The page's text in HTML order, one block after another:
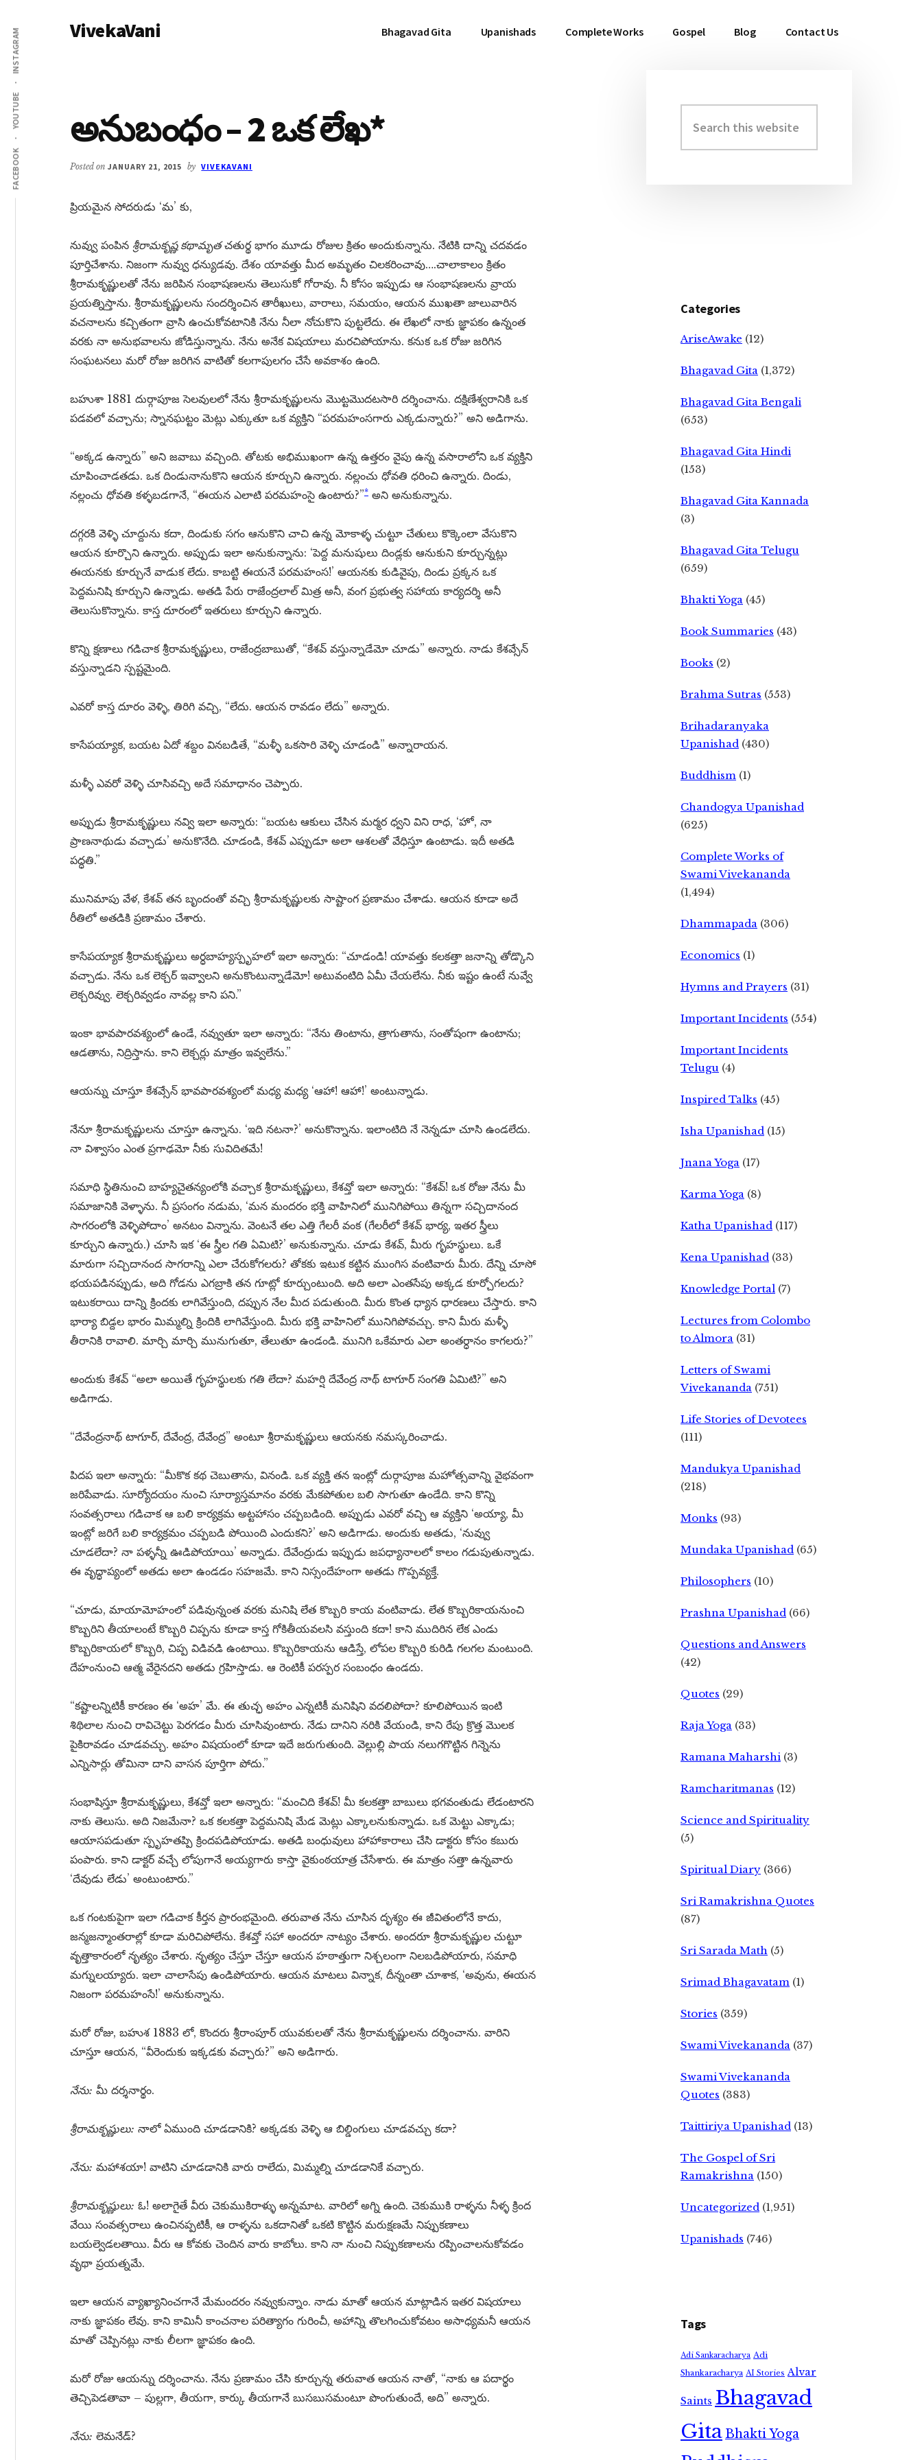
main
content
primary
sidebar
Additional
menu
FACEBOOK
YOUTUBE
INSTAGRAM VivekaVani Bhagavad Gita Upanishads Complete Works Gospel Blog Contact Us
అనుబంధం – 2 ఒక లేఖ*
Posted on JANUARY 21, 2015 by VIVEKAVANI
ప్రియమైన సోదరుడు ‘మ’ కు,
నువ్వు పంపిన శ్రీరామకృష్ణ కథామృతచతుర్థ భాగం మూడు రోజుల క్రితం అందుకున్నాను. నేటికి దాన్ని చదవడం
పూర్తిచేశాను. నిజంగా నువ్వు ధన్యుడవు. దేశం యావత్తు మీద అమృతం చిలకరించావు….చాలాకాలం క్రితం
శ్రీరామకృష్ణులతో నేను జరిపిన సంభాషణలను తెలుసుకో గోరావు. నీ కోసం ఇప్పుడు ఆ సంభాషణలను వ్రాయ
ప్రయత్నిస్తాను. శ్రీరామకృష్ణులను సందర్శించిన తారీఖులు, వారాలు, సమయం, ఆయన ముఖతా జాలువారిన
వచనాలను కచ్చితంగా వ్రాసి ఉంచుకోవటానికి నేను నీలా నోచుకొని పుట్టలేదు. ఈ లేఖలో నాకు జ్ఞాపకం ఉన్నంత
వరకు నా అనుభవాలను జోడిస్తున్నాను. నేను అనేక విషయాలు మరచిపోయాను. కనుక ఒక రోజు జరిగిన
సంఘటనలు మరో రోజు జరిగిన వాటితో కలగాపులగం చేసే అవకాశం ఉంది.
బహుశా 1881 దుర్గాపూజ సెలవులలో నేను శ్రీరామకృష్ణులను మొట్టమొదటసారి దర్శించాను. దక్షిణేశ్వరానికి ఒక
పడవలో వచ్చాను; స్నానఘట్టం మెట్లు ఎక్కుతూ ఒక వ్యక్తిని “పరమహంసగారు ఎక్కడున్నారు?” అని అడిగాను.
“అక్కడ ఉన్నారు” అని జవాబు వచ్చింది. తోటకు అభిముఖంగా ఉన్న ఉత్తరం వైపు ఉన్న వసారాలోని ఒక వ్యక్తిని
చూపించాడతడు. ఒక దిండునానుకొని ఆయన కూర్చుని ఉన్నారు. నల్లంచు ధోవతి ధరించి ఉన్నారు. దిండు,
నల్లంచు ధోవతి కళ్ళబడగానే, “ఈయన ఎలాటి పరమహంసై ఉంటారు?”* అని అనుకున్నాను.
దగ్గరకి వెళ్ళి చూద్దును కదా, దిండుకు సగం ఆనుకొని చాచి ఉన్న మోకాళ్ళ చుట్టూ చేతులు కొక్కెంలా వేసుకొని
ఆయన కూర్చొని ఉన్నారు. అప్పుడు ఇలా అనుకున్నాను: ‘పెద్ద మనుషులు దిండ్లకు ఆనుకుని కూర్చున్నట్లు
ఈయనకు కూర్చునే వాడుక లేదు. కాబట్టి ఈయనే పరమహంస!’ ఆయనకు కుడివైపు, దిండు ప్రక్కన ఒక
పెద్దమనిషి కూర్చుని ఉన్నాడు. అతడి పేరు రాజేంద్రలాల్ మిత్ర అనీ, వంగ ప్రభుత్వ సహాయ కార్యదర్శి అనీ
తెలుసుకొన్నాను. కాస్త దూరంలో ఇతరులు కూర్చుని ఉన్నారు.
కొన్ని క్షణాలు గడిచాక శ్రీరామకృష్ణులు, రాజేంద్రబాబుతో, “కేశవ్ వస్తున్నాడేమో చూడు” అన్నారు. నాడు కేశవ్సేన్
వస్తున్నాడని స్పష్టమైంది.
ఎవరో కాస్త దూరం వెళ్ళి, తిరిగి వచ్చి, “లేదు. ఆయన రావడం లేదు” అన్నారు.
కాసేపయ్యాక, బయట ఏదో శబ్దం వినబడితే, “మళ్ళీ ఒకసారి వెళ్ళి చూడండి” అన్నారాయన.
మళ్ళీ ఎవరో వెళ్ళి చూసివచ్చి అదే సమాధానం చెప్పారు.
అప్పుడు శ్రీరామకృష్ణులు నవ్వి ఇలా అన్నారు: “బయట ఆకులు చేసిన మర్మర ధ్వని విని రాధ, ‘హో, నా
ప్రాణనాథుడు వచ్చాడు’ అనుకొనేది. చూడండి, కేశవ్ ఎప్పుడూ అలా ఆశలతో వేధిస్తూ ఉంటాడు. ఇదీ అతడి
పద్ధతి.”
మునిమాపు వేళ, కేశవ్ తన బృందంతో వచ్చి శ్రీరామకృష్ణులకు సాష్టాంగ ప్రణామం చేశాడు. ఆయన కూడా అదే
రీతిలో అతడికి ప్రణామం చేశారు.
కాసేపయ్యాక శ్రీరామకృష్ణులు అర్ధబాహ్యస్పృహలో ఇలా అన్నారు: “చూడండి! యావత్తు కలకత్తా జనాన్ని తోడ్కొని
వచ్చాడు. నేను ఒక లెక్చర్ ఇవ్వాలని అనుకొంటున్నాడేమో! అటువంటిది ఏమీ చేయలేను. నీకు ఇష్టం ఉంటే నువ్వే
లెక్చరివ్వు. లెక్చరివ్వడం నావల్ల కాని పని.”
ఇంకా భావపారవశ్యంలో ఉండే, నవ్వుతూ ఇలా అన్నారు: “నేను తింటాను, త్రాగుతాను, సంతోషంగా ఉంటాను;
ఆడతాను, నిద్రిస్తాను. కాని లెక్చర్లు మాత్రం ఇవ్వలేను.”
ఆయన్ను చూస్తూ కేశవ్సేన్ భావపారవశ్యంలో మధ్య మధ్య ‘ఆహా! ఆహా!’ అంటున్నాడు.
నేనూ శ్రీరామకృష్ణులను చూస్తూ ఉన్నాను. ‘ఇది నటనా?’ అనుకొన్నాను. ఇలాంటిది నే నెన్నడూ చూసి ఉండలేదు.
నా విశ్వాసం ఎంత ప్రగాఢమో నీకు సువిదితమే!
సమాధి స్థితినుంచి బాహ్యచైతన్యంలోకి వచ్చాక శ్రీరామకృష్ణులు, కేశవ్తో ఇలా అన్నారు: “కేశవ్! ఒక రోజు నేను మీ
సమాజానికి వెళ్ళాను. నీ ప్రసంగం నడుమ, ‘మన మందరం భక్తి వాహినిలో మునిగిపోయి తిన్నగా సచ్చిదానంద
సాగరంలోకి వెళ్ళిపోదాం’ అనటం విన్నాను. వెంటనే తల ఎత్తి గేలరీ వంక (గేలరీలో కేశవ్ భార్య, ఇతర స్త్రీలు
కూర్చుని ఉన్నారు.) చూసి ఇక ‘ఈ స్త్రీల గతి ఏమిటి?’ అనుకున్నాను. చూడు కేశవ్, మీరు గృహస్థులు. ఒకే
మారుగా సచ్చిదానంద సాగరాన్ని ఎలా చేరుకోగలరు? తోకకు ఇటుక కట్టిన ముంగిస వంటివారు మీరు. దేన్ని చూసో
భయపడినప్పుడు, అది గోడను ఎగబ్రాకి తన గూట్లో కూర్చుంటుంది. అది అలా ఎంతసేపు అక్కడ కూర్చోగలదు?
ఇటుకరాయి దాన్ని క్రిందకు లాగివేస్తుంది, దప్పున నేల మీద పడుతుంది. మీరు కొంత ధ్యాన ధారణలు చేస్తారు. కాని
భార్యా బిడ్దల భారం మిమ్మల్ని క్రిందికి లాగివేస్తుంది. మీరు భక్తి వాహినిలో మునిగిపోవచ్చు. కాని మీరు మళ్ళీ
తీరానికి రావాలి. మార్చి మార్చి మునుగుతూ, తేలుతూ ఉండండి. మునిగి ఒకేమారు ఎలా అంతర్ధానం కాగలరు?”
అందుకు కేశవ్ “అలా అయితే గృహస్థులకు గతి లేదా? మహర్షి దేవేంద్ర నాథ్ టాగూర్ సంగతి ఏమిటి?” అని
అడిగాడు.
“దేవేంద్రనాథ్ టాగూర్, దేవేంద్ర, దేవేంద్ర” అంటూ శ్రీరామకృష్ణులు ఆయనకు నమస్కరించాడు.
పిదప ఇలా అన్నారు: “మీకొక కథ చెబుతాను, వినండి. ఒక వ్యక్తి తన ఇంట్లో దుర్గాపూజ మహోత్సవాన్ని వైభవంగా
జరిపేవాడు. సూర్యోదయం నుంచి సూర్యాస్తమానం వరకు మేకపోతుల బలి సాగుతూ ఉండేది. కాని కొన్ని
సంవత్సరాలు గడిచాక ఆ బలి కార్యక్రమ అట్టహాసం చప్పబడింది. అప్పుడు ఎవరో వచ్చి ఆ వ్యక్తిని ‘అయ్యా, మీ
ఇంట్లో జరిగే బలి కార్యక్రమం చప్పబడి పోయింది ఎందుకని?’ అని అడిగాడు. అందుకు అతడు, ‘నువ్వు
చూడలేదా? నా పళ్ళన్నీ ఊడిపోయాయి’ అన్నాడు. దేవేంద్రుడు ఇప్పుడు జపధ్యానాలలో కాలం గడుపుతున్నాడు.
ఈ వృద్ధాప్యంలో అతడు అలా ఉండడం సహజమే. కాని నిస్సందేహంగా అతడు గొప్పవ్యక్తే.
“చూడు, మాయామోహంలో పడివున్నంత వరకు మనిషి లేత కొబ్బరి కాయ వంటివాడు. లేత కొబ్బరికాయనుంచి
కొబ్బరిని తీయాలంటే కొబ్బరి చిప్పను కూడా కాస్త గోకితీయవలసి వస్తుంది కదా! కాని ముదిరిన లేక ఎండు
కొబ్బరికాయలో కొబ్బరి, చిప్ప విడివడి ఉంటాయి. కొబ్బరికాయను ఆడిస్తే, లోపల కొబ్బరి కురిడి గలగల మంటుంది.
దేహంనుంచి ఆత్మ వేరైనదని అతడు గ్రహిస్తాడు. ఆ రెంటికీ పరస్పర సంబంధం ఉండదు.
“కష్టాలన్నిటికీ కారణం ఈ ‘అహ’ మే. ఈ తుచ్ఛ అహం ఎన్నటికీ మనిషిని వదలిపోదా? కూలిపోయిన ఇంటి
శిథిలాల నుంచి రావిచెట్టు పెరగడం మీరు చూసివుంటారు. నేడు దానిని నరికి వేయండి, కాని రేపు క్రొత్త మొలక
పైకిరావడం చూడవచ్చు. అహం విషయంలో కూడా ఇదే జరుగుతుంది. వెల్లుల్లి పాయ నలుగగొట్టిన గిన్నెను
ఎన్నిసార్లు తోమినా దాని వాసన పూర్తిగా పోదు.”
సంభాషిస్తూ శ్రీరామకృష్ణులు, కేశవ్తో ఇలా అన్నారు: “మంచిది కేశవ్! మీ కలకత్తా బాబులు భగవంతుడు లేడంటారని
నాకు తెలుసు. అది నిజమేనా? ఒక కలకత్తా పెద్దమనిషి మేడ మెట్లు ఎక్కాలనుకున్నాడు. ఒక మెట్టు ఎక్కాడు;
ఆయాసపడుతూ స్పృహతప్పి క్రిందపడిపోయాడు. అతడి బంధువులు హాహాకారాలు చేసి డాక్టరు కోసం కబురు
పంపారు. కాని డాక్టర్ వచ్చే లోపుగానే అయ్యగారు కాస్తా వైకుంఠయాత్ర చేసేశారు. ఈ మాత్రం సత్తా ఉన్నవారు
‘దేవుడు లేడు’ అంటుంటారు.”
ఒక గంటకుపైగా ఇలా గడిచాక కీర్తన ప్రారంభమైంది. తరువాత నేను చూసిన దృశ్యం ఈ జీవితంలోనే కాదు,
జన్మజన్మాంతరాల్లో కూడా మరిచిపోలేను. కేశవ్తో సహా అందరూ నాట్యం చేశారు. అందరూ శ్రీరామకృష్ణుల చుట్టూ
వృత్తాకారంలో నృత్యం చేశారు. నృత్యం చేస్తూ చేస్తూ ఆయన హఠాత్తుగా నిశ్చలంగా నిలబడిపోయారు, సమాధి
మగ్నులయ్యారు. ఇలా చాలాసేపు ఉండిపోయారు. ఆయన మాటలు విన్నాక, దీన్నంతా చూశాక, ‘అవును, ఈయన
నిజంగా పరమహంసే!’ అనుకున్నాను.
మరో రోజు, బహుశ 1883 లో, కొందరు శ్రీరాంపూర్ యువకులతో నేను శ్రీరామకృష్ణులను దర్శించాను. వారిని
చూస్తూ ఆయన, “వీరెందుకు ఇక్కడకు వచ్చారు?” అని అడిగారు.
నేను: మీ దర్శనార్థం.
శ్రీరామకృష్ణులు: నాలో ఏముంది చూడడానికి? అక్కడకు వెళ్ళి ఆ బిల్డింగులు చూడవచ్చు కదా?
నేను: మహాశయా! వాటిని చూడడానికి వారు రాలేదు, మిమ్మల్ని చూడడానికే వచ్చారు.
శ్రీరామకృష్ణులు: ఓ! అలాగైతే వీరు చెకుముకిరాళ్ళు అన్నమాట. వారిలో అగ్ని ఉంది. చెకుముకి రాళ్ళను నీళ్ళ క్రింద
వేయి సంవత్సరాలు ఉంచినప్పటికీ, ఆ రాళ్ళను ఒకదానితో ఒకటి కొట్టిన మరుక్షణమే నిప్పుకణాలు
బయల్వెడలతాయి. వీరు ఆ కోవకు చెందిన వారు కాబోలు. కాని నా నుంచి నిప్పుకణాలను రప్పించాలనుకోవడం
వృథా ప్రయత్నమే.
ఇలా ఆయన వ్యాఖ్యానించగానే మేమందరం నవ్వుకున్నాం. నాడు మాతో ఆయన మాట్లాడిన ఇతర విషయాలు
నాకు జ్ఞాపకం లేవు. కాని కామినీ కాంచనాల పరిత్యాగం గురించీ, అహాన్ని తొలగించుకోవటం అసాధ్యమనీ ఆయన
మాతో చెప్పినట్లు నాకు లీలగా జ్ఞాపకం ఉంది.
మరో రోజు ఆయన్ను దర్శించాను. నేను ప్రణామం చేసి కూర్చున్న తరువాత ఆయన నాతో, “నాకు ఆ పదార్థం
తెచ్చిపెడతావా – పుల్లగా, తీయగా, కార్కు తీయగానే బుసబుసమంటూ పొంగుతుందే, అది” అన్నారు.
నేను: లెమనేడ్?
Primary
Sidebar
this
website
Categories
AriseAwake (12)
Bhagavad Gita (1,372)
Bhagavad Gita Bengali
(653)
Bhagavad Gita Hindi
(153)
Bhagavad Gita Kannada
(3)
Bhagavad Gita Telugu
(659)
Bhakti Yoga (45)
Book Summaries (43)
Books (2)
Brahma Sutras (553)
Brihadaranyaka
Upanishad (430)
Buddhism (1)
Chandogya Upanishad
(625)
Complete Works of
Swami Vivekananda
(1,494)
Dhammapada (306)
Economics (1)
Hymns and Prayers (31)
Important Incidents (554)
Important Incidents
Telugu (4)
Inspired Talks (45)
Isha Upanishad (15)
Jnana Yoga (17)
Karma Yoga (8)
Katha Upanishad (117)
Kena Upanishad (33)
Knowledge Portal (7)
Lectures from Colombo
to Almora (31)
Letters of Swami
Vivekananda (751)
Life Stories of Devotees
(111)
Mandukya Upanishad
(218)
Monks (93)
Mundaka Upanishad (65)
Philosophers (10)
Prashna Upanishad (66)
Questions and Answers
(42)
Quotes (29)
Raja Yoga (33)
Ramana Maharshi (3)
Ramcharitmanas (12)
Science and Spirituality
(5)
Spiritual Diary (366)
Sri Ramakrishna Quotes
(87)
Sri Sarada Math (5)
Srimad Bhagavatam (1)
Stories (359)
Swami Vivekananda (37)
Swami Vivekananda
Quotes (383)
Taittiriya Upanishad (13)
The Gospel of Sri
Ramakrishna (150)
Uncategorized (1,951)
Upanishads (746)
Tags
Adi Sankaracharya Adi
Shankaracharya AI Stories Alvar
Saints Bhagavad
GitaBhakti Yoga